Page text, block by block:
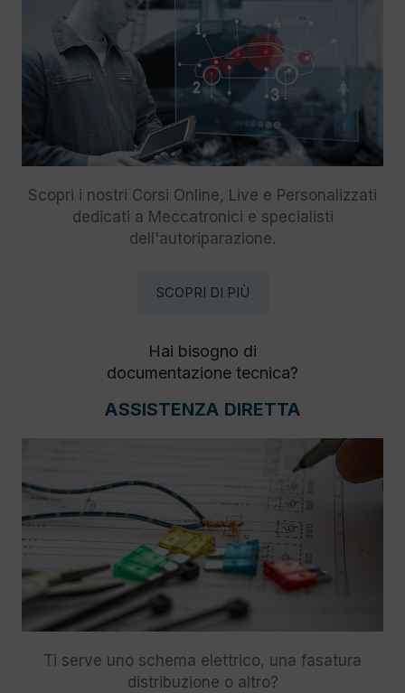
Scopri i nostri Corsi Online, Live e Personalizzati
dedicati a Meccatronici e specialisti
dell'autoriparazione.
SCOPRI DI PIÙ
Hai bisogno di
documentazione tecnica?
ASSISTENZA DIRETTA
Ti serve uno schema elettrico, una fasatura
distribuzione o altro?